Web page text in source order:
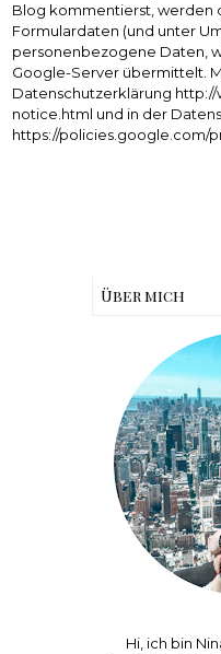
Blog kommentierst, werden
Formulardaten (und unter
personenbezogene Daten,
Google-Server übermittelt.
Datenschutzerklärung
notice.html und in der
https://policies.google.com/
Über mich
Hi, ich bin